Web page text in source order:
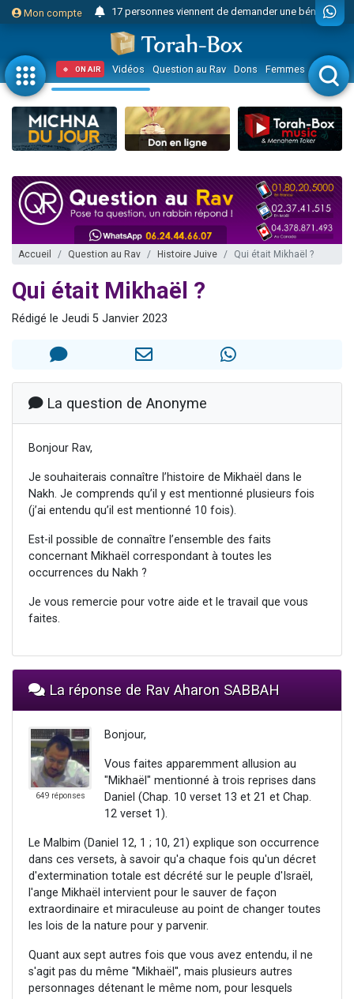
Mon compte
Il reste 49 places pour étudier en groupe sur Zoom
23 personnes viennent de faire un don pour Diane, 80 ans, dans un appartement insalubre
Eva vient de donner son Maasser
4 personnes viennent de nous rejoindre sur WhatsApp
3 personnes viennent de nous rejoindre sur WhatsApp
3 personnes viennent de faire un don pour 5 jours de vacances aux Orphelins
Odaya vient de donner son Maasser
13 personnes viennent de demander une bénédiction
2 personnes viennent de nous rejoindre sur WhatsApp
12 nouvelles musiques dans Torah-Box Music
Il reste 49 places pour étudier en groupe sur Zoom
ON AIR Vidéos Question au Rav Dons Femmes Enfants
Accueil Question au Rav Histoire Juive Qui était Mikhaël ?
Qui était Mikhaël ?
Rédigé le Jeudi 5 Janvier 2023
La question de Anonyme
Bonjour Rav,
Je souhaiterais connaître l’histoire de Mikhaël dans le
Nakh. Je comprends qu’il y est mentionné plusieurs fois
(j’ai entendu qu’il est mentionné 10 fois).
Est-il possible de connaître l’ensemble des faits
concernant Mikhaël correspondant à toutes les
occurrences du Nakh ?
Je vous remercie pour votre aide et le travail que vous
faites.
La réponse de Rav Aharon SABBAH
649 réponses
Bonjour,
Vous faites apparemment allusion au
"Mikhaël" mentionné à trois reprises dans
Daniel (Chap. 10 verset 13 et 21 et Chap.
12 verset 1).
Le Malbim (Daniel 12, 1 ; 10, 21) explique son occurrence
dans ces versets, à savoir qu'a chaque fois qu'un décret
d'extermination totale est décrété sur le peuple d'Israël,
l'ange Mikhaël intervient pour le sauver de façon
extraordinaire et miraculeuse au point de changer toutes
les lois de la nature pour y parvenir.
Quant aux sept autres fois que vous avez entendu, il ne
s'agit pas du même ''Mikhaël'', mais plusieurs autres
personnages détenant le même nom, pour lesquels